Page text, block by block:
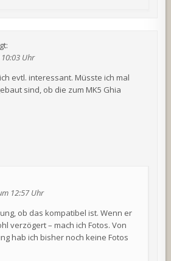
10:03 Uhr
evtl. interessant. Müsste ich mal
sind, ob die zum MK5 Ghia
12:57 Uhr
ob das kompatibel ist. Wenn er
verzögert – mach ich Fotos. Von
hab ich bisher noch keine Fotos